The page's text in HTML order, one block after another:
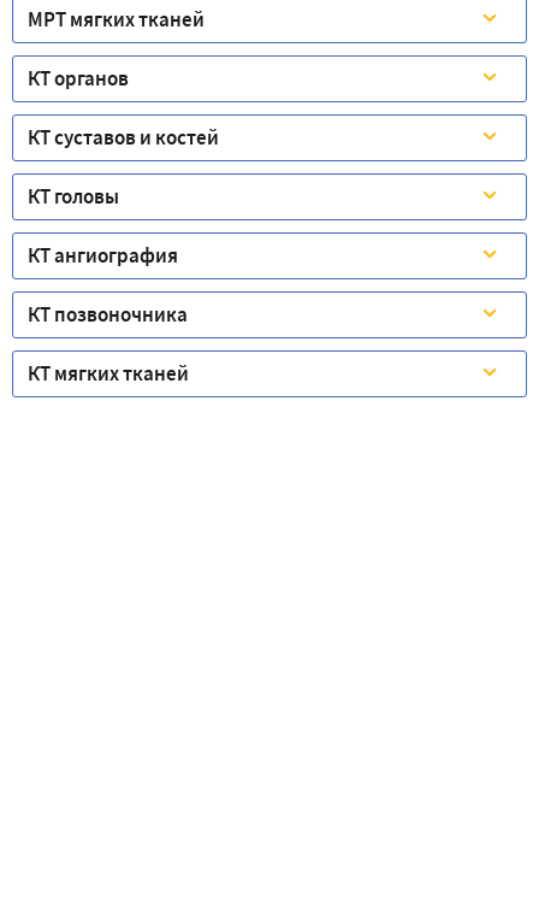
МРТ мягких тканей
КТ органов
КТ суставов и костей
КТ головы
КТ ангиография
КТ позвоночника
КТ мягких тканей